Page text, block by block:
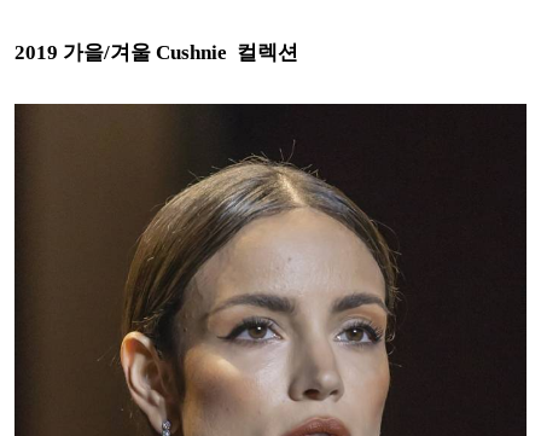
2019 가을/겨울 Cushnie 컬렉션